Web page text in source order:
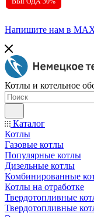
Напишите нам в
Котлы и котельное
Каталог
Котлы
Газовые котлы
Популярные котлы
Дизельные котлы
Комбинированные
Котлы на отработке
Твердотопливные
Твердотопливные